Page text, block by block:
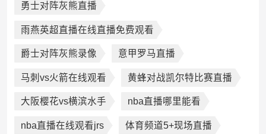
勇士对阵灰熊直播
雨燕英超直播在线直播免费观看
爵士对阵灰熊录像 意甲罗马直播
马刺vs火箭在线观看 黄蜂对战凯尔特比赛直播
大阪樱花vs横滨水手 nba直播哪里能看
nba直播在线观看jrs 体育频道5+现场直播